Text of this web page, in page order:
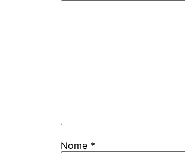
Nome *